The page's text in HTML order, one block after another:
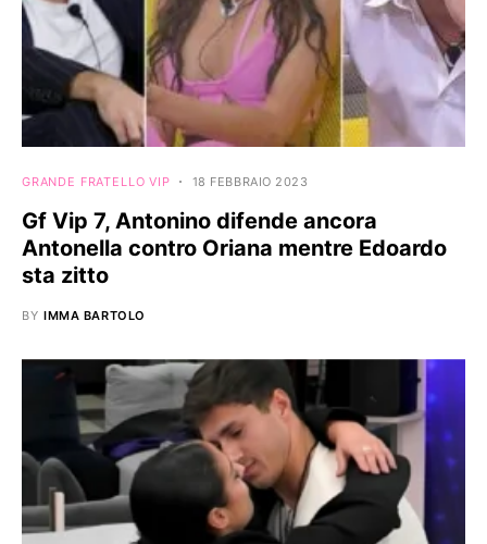
GRANDE FRATELLO VIP 18 FEBBRAIO 2023
Gf Vip 7, Antonino difende ancora
Antonella contro Oriana mentre Edoardo
sta zitto
BY IMMA BARTOLO